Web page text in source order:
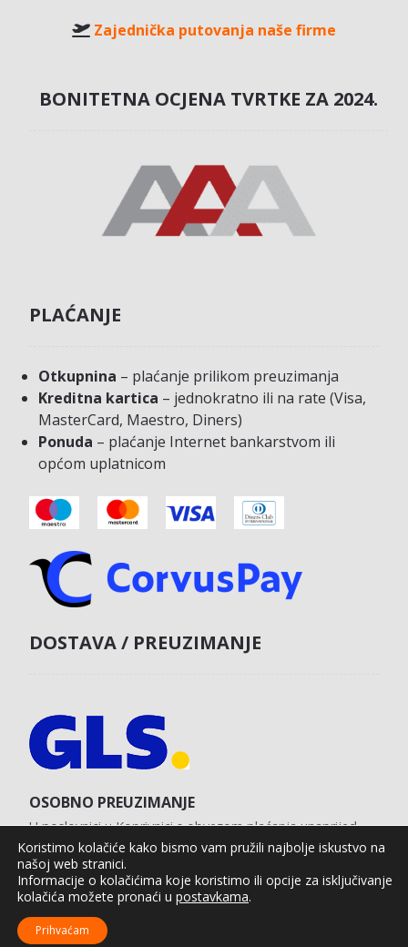
Zajednička putovanja naše firme
BONITETNA OCJENA TVRTKE ZA 2024.
PLAĆANJE
Otkupnina – plaćanje prilikom preuzimanja
Kreditna kartica – jednokratno ili na rate (Visa,
MasterCard, Maestro, Diners)
Ponuda – plaćanje Internet bankarstvom ili
općom uplatnicom
DOSTAVA / PREUZIMANJE
OSOBNO PREUZIMANJE
U poslovnici u Koprivnici s obvezom plaćanja unaprijed
karticom na web shopu.
Agro Moto Shop © 2025. Izrada web shopa:
Koristimo kolačiće kako bismo vam pružili najbolje iskustvo na
našoj web stranici.
Informacije o kolačićima koje koristimo ili opcije za isključivanje
kolačića možete pronaći u postavkama.
Prihvaćam